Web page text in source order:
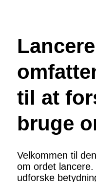
til at
bruge
Velkommen til
om ordet
udforske